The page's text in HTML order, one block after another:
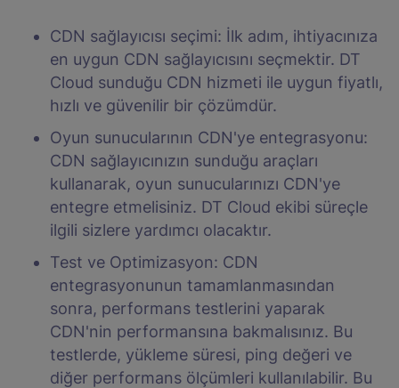
CDN sağlayıcısı seçimi: İlk adım, ihtiyacınıza
en uygun CDN sağlayıcısını seçmektir. DT
Cloud sunduğu CDN hizmeti ile uygun fiyatlı,
hızlı ve güvenilir bir çözümdür.
Oyun sunucularının CDN'ye entegrasyonu:
CDN sağlayıcınızın sunduğu araçları
kullanarak, oyun sunucularınızı CDN'ye
entegre etmelisiniz. DT Cloud ekibi süreçle
ilgili sizlere yardımcı olacaktır.
Test ve Optimizasyon: CDN
entegrasyonunun tamamlanmasından
sonra, performans testlerini yaparak
CDN'nin performansına bakmalısınız. Bu
testlerde, yükleme süresi, ping değeri ve
diğer performans ölçümleri kullanılabilir. Bu